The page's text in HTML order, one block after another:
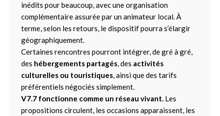
inédits pour beaucoup, avec une organisation
complémentaire assurée par un animateur local. À
terme, selon les retours, le dispositif pourra s’élargir
géographiquement.
Certaines rencontres pourront intégrer, de gré à gré,
des hébergements partagés, des activités
culturelles ou touristiques, ainsi que des tarifs
préférentiels négociés simplement.
V7.7 fonctionne comme un réseau vivant.Les
propositions circulent, les occasions apparaissent, les